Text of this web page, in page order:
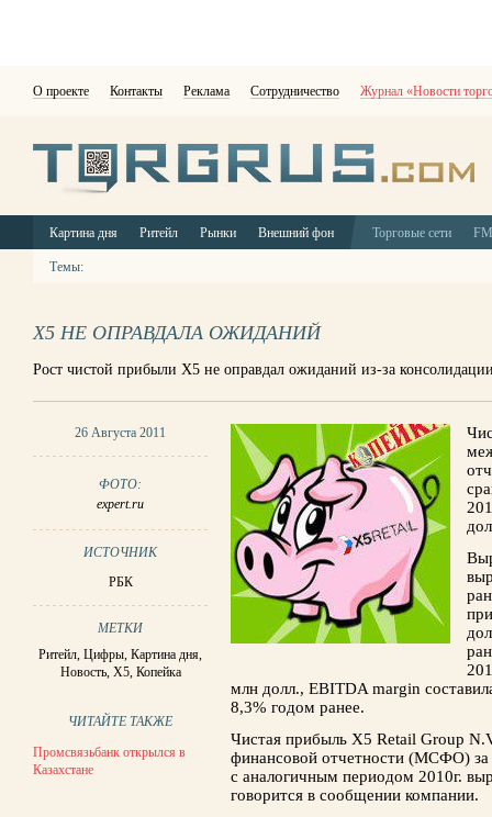
О проекте Контакты Реклама Сотрудничество Журнал «Новости
Картина дня Ритейл Рынки Внешний фон Торговые сети
Темы:
Х5 НЕ ОПРАВДАЛА ОЖИДАНИЙ
Рост чистой прибыли Х5 не оправдал ожиданий из-за
26 Августа 2011
ФОТО:
expert.ru
ИСТОЧНИК
РБК
МЕТКИ
Ритейл,Цифры,Картина дня,
Новость, X5, Копейка
ЧИТАЙТЕ ТАКЖЕ
Промсвязьбанк открылся в
Казахстане
млн долл., EBITDA margin
8,3% годом ранее.
Чистая прибыль X5 Retail Group
финансовой отчетности (МСФО) за
с аналогичным периодом 2010г.
говорится в сообщении компании.